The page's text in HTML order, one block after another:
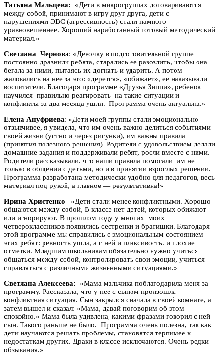
Татьяна Мальцева: «Дети в микрогруппах договариваются
между собой, принимают в игру друг друга, дети с
нарушениями ЭВС (агрессивность) стали намного
уравновешеннее. Хороший наработанный готовый методический
материал.»
Светлана Чернова: «Девочку в подготовительной группе
постоянно дразнили ребята, старались ее разозлить, чтобы она
бегала за ними, пытаясь их догнать и ударить. А потом
жаловались на нее за это: «дерется», «обижает», ее наказывали
воспитатели. Благодаря программе «Друзья Зиппи», ребенок
научился правильно реагировать на такие ситуации и
конфликты за два месяца ушли. Программа очень актуальна.»
Елена Ануфриева: «Дети моей группы стали эмоционально
отзывчивее, я увидела, что им очень важно делиться событиями
своей жизни (устно и через рисунки), им важны правила
(принятия полезного решения). Родители с удовольствием делали
домашние задания и поддерживали ребят, росли вместе с ними.
Родители рассказывали. что наши правила помогали им не
только в общении с детьми, но и в принятии взрослых решений.
Программа разработана методически удобно для педагогов, весь
материал под рукой, а главное — результативна!»
Ирина Христенко: «Дети стали менее конфликтными. Хорошо
общаются между собой, В классе нет детей, которых обижают
или игнорируют. В прошлом году у многих моих
четвероклассников появились сестренки и братишки. Благодаря
этой программе мы справились с эмоциональным состоянием
этих ребят: ревность ушла, а с ней и плаксивость. и плохие
отметки. Младшим школьникам обязательно нужно учиться
общаться между собой, контролировать свои эмоции, учиться
справляться с различными жизненными ситуациями.»
Светлана Алексеева:
«Мама мальчика поблагодарила меня за
программу. Рассказала, что у нее с сыном произошла
конфликтная ситуация. Сын закрылся сначала в своей комнате, а
затем вышел и сказал: «Мама, давай поговорим об этом
спокойно.» Мама была удивлена, какими фразами говорил с ней
сын. Такого раньше не было. Программа очень полезна, так как
дети научаются решать проблемы, становятся терпимее к
недостаткам других. Драки в классе исключаются. Очень редки
обзывания.»